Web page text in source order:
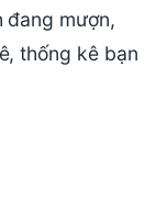
đang mượn,
thống kê bạn